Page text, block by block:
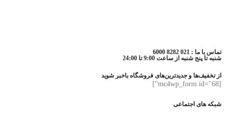
تماس با ما : 021 8282 6000
شنبه تا پنج شنبه از ساعت 9:00 تا 24:00
از تخفیف‌ها و جدیدترین‌های فروشگاه باخبر شوید
[mc4wp_form id="68"]
شبکه های اجتماعی